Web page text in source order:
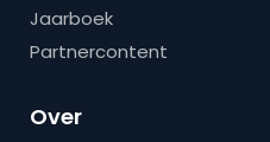
Jaarboek
Partnercontent
Over